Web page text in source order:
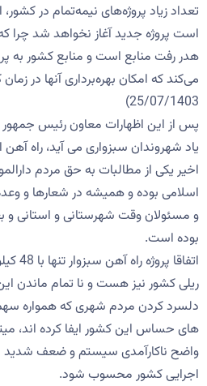
تعداد زیاد پروژه‌های نیمه‌تمام در
است پروژه جدید آغاز نخواهد شد چرا
هدر رفت منابع است و منابع کشور به
می‌کند که امکان بهره‌برداری آنها در زمان
25/07/1403)
پس از این اظهارات معاون رئیس جمهور
یاد شهروندان سبزواری می آید، راه
اخیر یکی از مطالبات به حق مردم
اسلامی بوده و همیشه در شعارها و
و مسئولان وقت شهرستانی و استانی
بوده است.
ریلی کشور نیز هست و نا تمام ماندن
دلسرد کردن مردم شهری که همواره
های حساس این کشور ایفا کرده اند،
واضح ناکارآمدی سیستم و ضعف شدید
اجرایی کشور محسوب شود.